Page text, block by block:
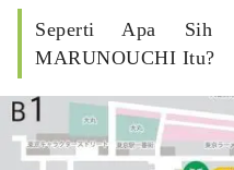
Seperti Apa Sih
MARUNOUCHI Itu?